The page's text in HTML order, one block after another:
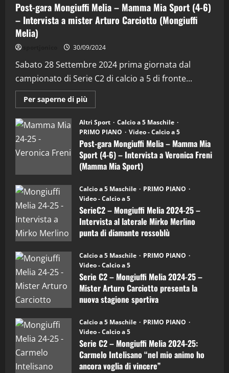
Post-gara Mongiuffi Melia – Mamma Mia Sport (4-6)
– Intervista a mister Arturo Carciotto (Mongiuffi
Melia)
30/09/2024
Sabato 28 Settembre 2024 prima giornata dal
campionato di Serie C2 di calcio a 5 di fronte...
Per saperne di più
informazioni
Post-
gara
Mongiuffi
Melia
–
Mamma
Mia
Sport
6)
–
Intervista
a
mister
Arturo
Carciotto
(Mongiuffi
Altri Sport
Calcio a 5 Maschile
PRIMO PIANO
Video - Calcio a 5
Post-gara Mongiuffi Melia – Mamma Mia
Sport (4-6) – Intervista a Veronica Freni
(Mamma Mia Sport)
Calcio a 5 Maschile
PRIMO PIANO
Video - Calcio a 5
SerieC2 – Mongiuffi Melia 2024-25 –
Intervista al laterale Mirko Merlino
punta di diamante rossoblù
Calcio a 5 Maschile
PRIMO PIANO
Video - Calcio a 5
Serie C2 – Mongiuffi Melia 2024-25 –
Mister Arturo Carciotto presenta la
nuova stagione sportiva
Calcio a 5 Maschile
PRIMO PIANO
Video - Calcio a 5
Serie C2 – Mongiuffi Melia 2024-25:
Carmelo Intelisano “nel mio animo ho
ancora voglia di vincere”
2
“SportEmpire” in Podcast: 29^ Puntata
(Martedi 28 Aprile 2026)
28/04/2026
3
"SportEmpire" in Podcast
“SportEmpire” in Podcast: 28^ Puntata
(Martedi 21 Aprile 2026)
21/04/2026
“SportEmpire” in Podcast: 27^ Puntata
(Martedi 14 Aprile 2026)
15/04/2026
5
“SportEmpire” in Podcast: 26^ Puntata
(Martedi 07 Aprile 2026)
08/04/2026
“SportEmpire” in Podcast: 30^ Puntata
(Martedi 05 Maggio 2026)
08/05/2026